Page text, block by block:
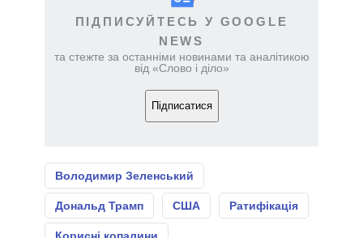
ПІДПИСУЙТЕСЬ У GOOGLE
NEWS
та стежте за останніми новинами та аналітикою
від «Слово і діло»
Підписатися
Володимир Зеленський
Дональд Трамп США Ратифікація